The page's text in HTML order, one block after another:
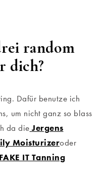
random
dich?
Dafür benutze ich
um nicht ganz so blass
da die Jergens
Moisturizeroder
FAKE IT Tanning